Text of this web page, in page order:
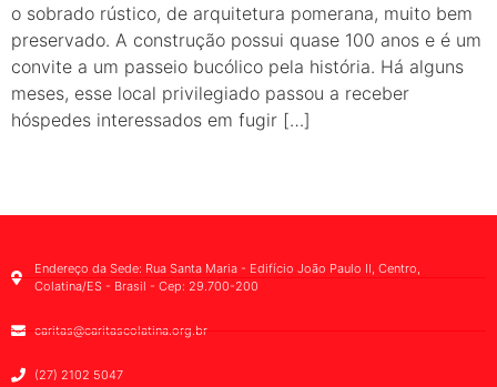
o sobrado rústico, de arquitetura pomerana, muito bem
preservado. A construção possui quase 100 anos e é um
convite a um passeio bucólico pela história. Há alguns
meses, esse local privilegiado passou a receber
hóspedes interessados em fugir […]
Endereço da Sede: Rua Santa Maria - Edifício João Paulo II, Centro,
Colatina/ES - Brasil - Cep: 29.700-200
caritas@caritascolatina.org.br
(27) 2102 5047